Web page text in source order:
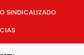
SINDICALIZADO